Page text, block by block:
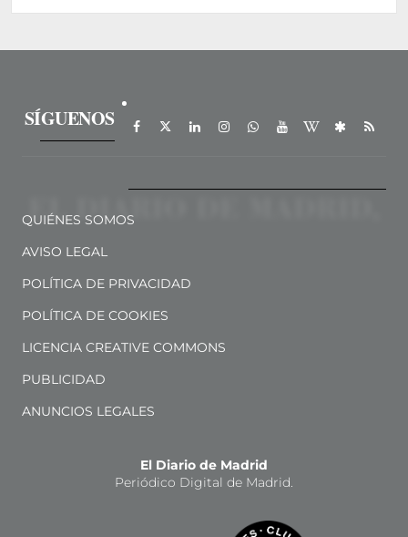
SÍGUENOS
QUIÉNES SOMOS
AVISO LEGAL
POLÍTICA DE PRIVACIDAD
POLÍTICA DE COOKIES
LICENCIA CREATIVE COMMONS
PUBLICIDAD
ANUNCIOS LEGALES
El Diario de Madrid
Periódico Digital de Madrid.